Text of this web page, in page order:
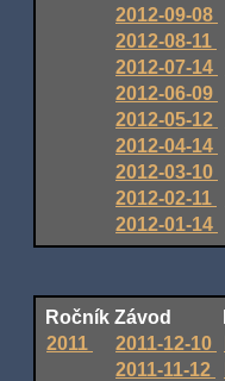
2012-09-08
2012-08-11
2012-07-14
2012-06-09
2012-05-12
2012-04-14
2012-03-10
2012-02-11
2012-01-14
Ročník Závod
2011
2011-12-10
2011-11-12